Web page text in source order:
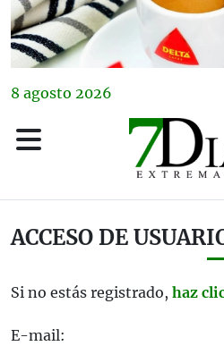
8 agosto 2026
ACCESO DE
Si no estás registrado, haz
E-mail: